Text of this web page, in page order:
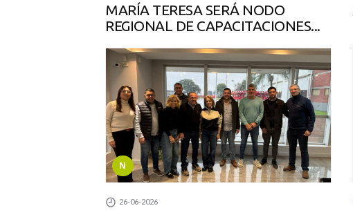
MARÍA TERESA SERÁ NODO
REGIONAL DE CAPACITACIONES...
N
26-06-2026